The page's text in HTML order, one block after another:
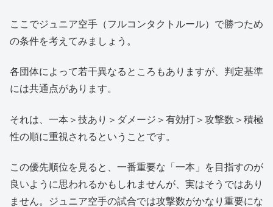
ここでジュニア空手（フルコンタクトルール）で勝つため
の条件を考えてみましょう。
各団体によって若干異なるところもありますが、判定基準
には共通点があります。
それは、一本＞技あり＞ダメージ＞有効打＞攻撃数＞積極
性の順に重視されるということです。
この優先順位を見ると、一番重要な「一本」を目指すのが
良いように思われるかもしれませんが、実はそうではあり
ません。ジュニア空手の試合では攻撃数がかなり重要にな